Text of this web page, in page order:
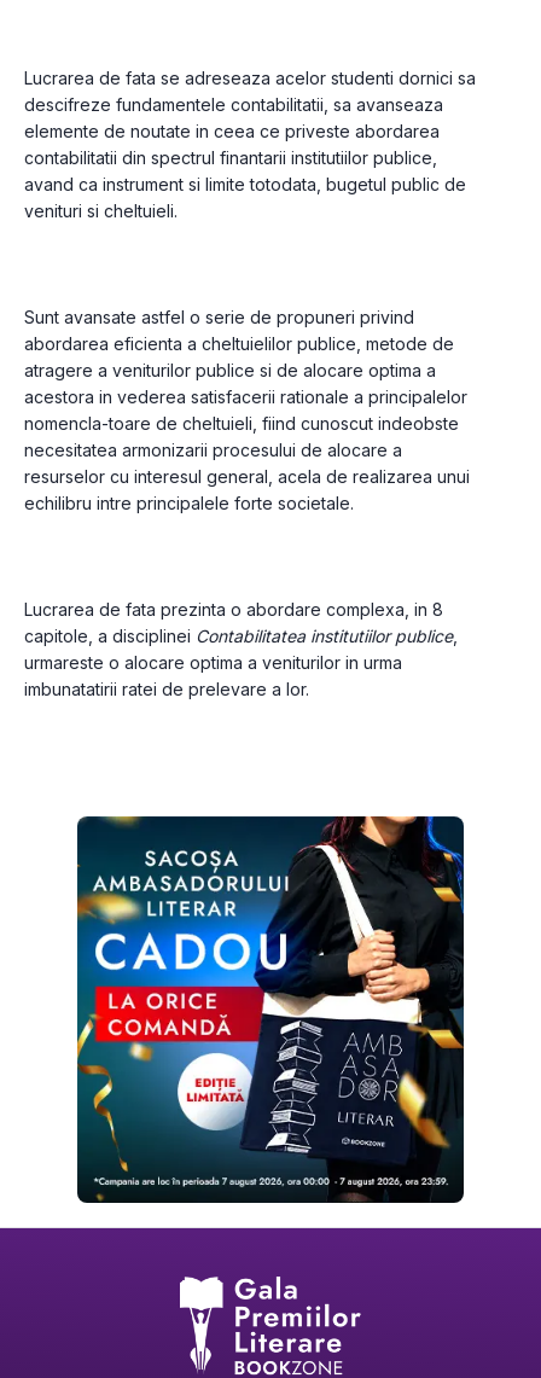
Lucrarea de fata se adreseaza acelor studenti dornici sa
descifreze fundamentele contabilitatii, sa avanseaza
elemente de noutate in ceea ce priveste abordarea
contabilitatii din spectrul finantarii institutiilor publice,
avand ca instrument si limite totodata, bugetul public de
venituri si cheltuieli.
Sunt avansate astfel o serie de propuneri privind
abordarea eficienta a cheltuielilor publice, metode de
atragere a veniturilor publice si de alocare optima a
acestora in vederea satisfacerii rationale a principalelor
nomencla-toare de cheltuieli, fiind cunoscut indeobste
necesitatea armonizarii procesului de alocare a
resurselor cu interesul general, acela de realizarea unui
echilibru intre principalele forte societale.
Lucrarea de fata prezinta o abordare complexa, in 8
capitole, a disciplinei Contabilitatea institutiilor publice,
urmareste o alocare optima a veniturilor in urma
imbunatatirii ratei de prelevare a lor.